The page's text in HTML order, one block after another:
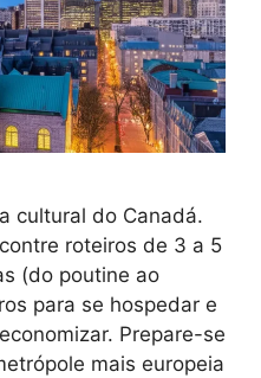
cultural do Canadá.
roteiros de 3 a 5
(do poutine ao
para se hospedar e
Prepare-se
mais europeia